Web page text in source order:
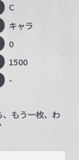
C
キャラ
0
1500
-
もう一枚、わ